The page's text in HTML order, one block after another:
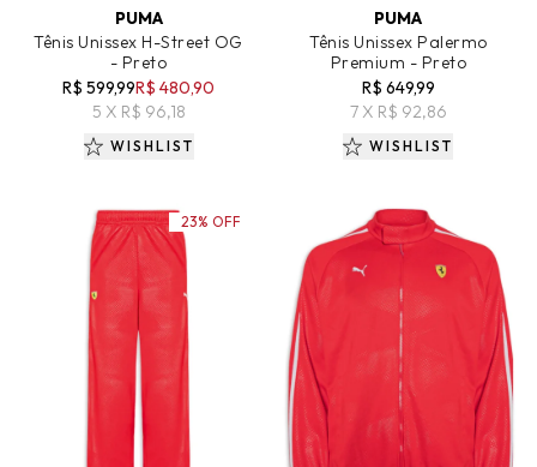
PUMA
Tênis Unissex H-Street OG
- Preto
R$ 599,99R$ 480,90
5 X R$ 96,18
WISHLIST
PUMA
Tênis Unissex Palermo
Premium - Preto
R$ 649,99
7 X R$ 92,86
WISHLIST
23% OFF